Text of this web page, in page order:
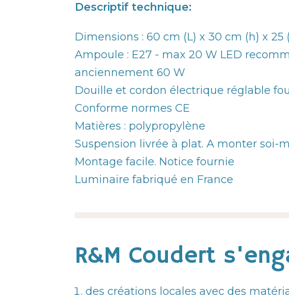
Descriptif technique:
Dimensions : 60 cm (L) x 30 cm (h) x 25
Ampoule : E27 - max 20 W LED
anciennement 60 W
Douille et cordon électrique réglable
Conforme normes CE
Matières : polypropylène
Suspension livrée à plat. A monter soi-
Montage facile. Notice fournie
Luminaire fabriqué en France
R&M Coudert
des créations locales avec des